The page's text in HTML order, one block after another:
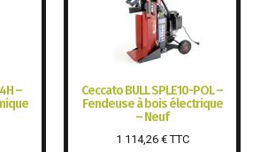
–
Ceccato BULL SPLE10-POL –
Fendeuse à bois électrique
– Neuf
1 114,26 €TTC